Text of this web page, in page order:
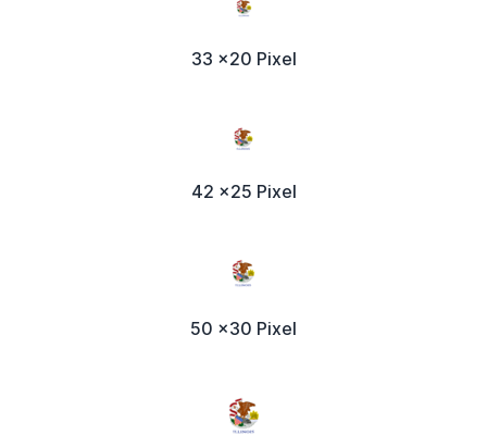
33 x20 Pixel
42 x25 Pixel
50 x30 Pixel